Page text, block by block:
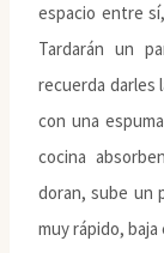
espacio entre
Tardarán un
recuerda darles
con una
cocina
doran, sube un
muy rápido,